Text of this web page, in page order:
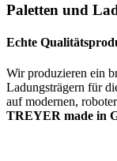
Paletten und
Echte
Wir produzieren ein
Ladungsträgern für
auf modernen,
TREYER made in